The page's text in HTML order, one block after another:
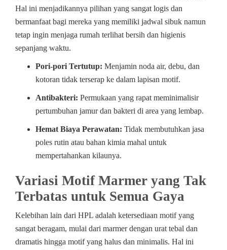
Hal ini menjadikannya pilihan yang sangat logis dan
bermanfaat bagi mereka yang memiliki jadwal sibuk namun
tetap ingin menjaga rumah terlihat bersih dan higienis
sepanjang waktu.
Pori-pori Tertutup: Menjamin noda air, debu, dan
kotoran tidak terserap ke dalam lapisan motif.
Antibakteri: Permukaan yang rapat meminimalisir
pertumbuhan jamur dan bakteri di area yang lembap.
Hemat Biaya Perawatan: Tidak membutuhkan jasa
poles rutin atau bahan kimia mahal untuk
mempertahankan kilaunya.
Variasi Motif Marmer yang Tak
Terbatas untuk Semua Gaya
Kelebihan lain dari HPL adalah ketersediaan motif yang
sangat beragam, mulai dari marmer dengan urat tebal dan
dramatis hingga motif yang halus dan minimalis. Hal ini